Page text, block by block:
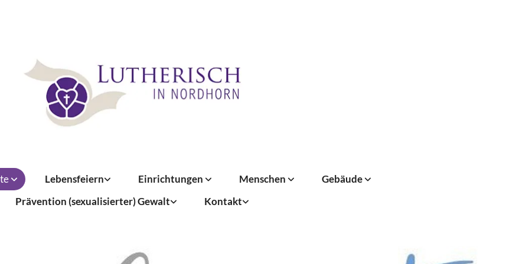
Lebensfeiern Einrichtungen Menschen
Gebäude
Prävention (sexualisierter) Gewalt
Kontakt